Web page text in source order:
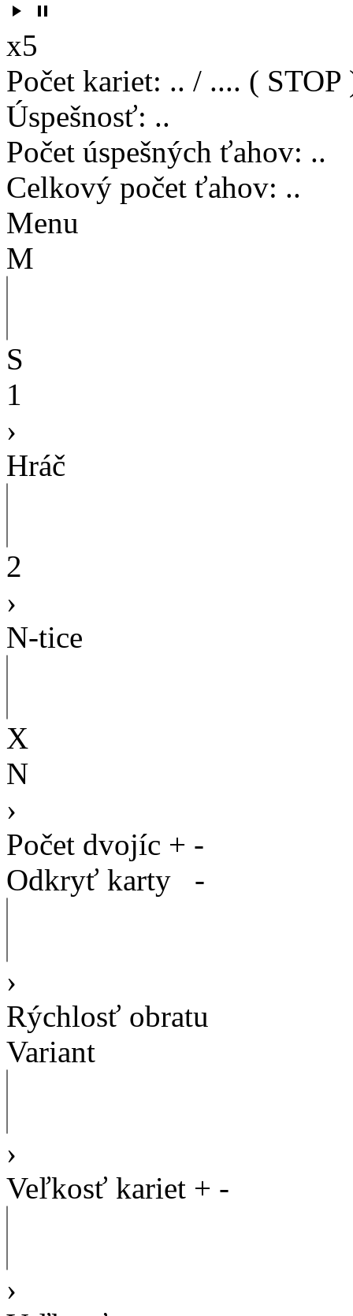
play_arrow pause
x5
Počet kariet: .. / .... ( STOP
Úspešnosť: ..
Počet úspešných ťahov: ..
Celkový počet ťahov: ..
Menu
M
S
1
›
Hráč
2
›
N-tice
X
N
›
Počet dvojíc + -
Odkryť karty
-
›
Rýchlosť obratu
Variant
›
Veľkosť kariet + -
›